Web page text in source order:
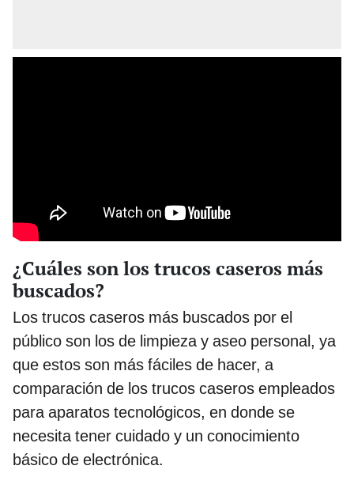
¿Cuáles son los trucos caseros más
buscados?
Los trucos caseros más buscados por el
público son los de limpieza y aseo personal, ya
que estos son más fáciles de hacer, a
comparación de los trucos caseros empleados
para aparatos tecnológicos, en donde se
necesita tener cuidado y un conocimiento
básico de electrónica.